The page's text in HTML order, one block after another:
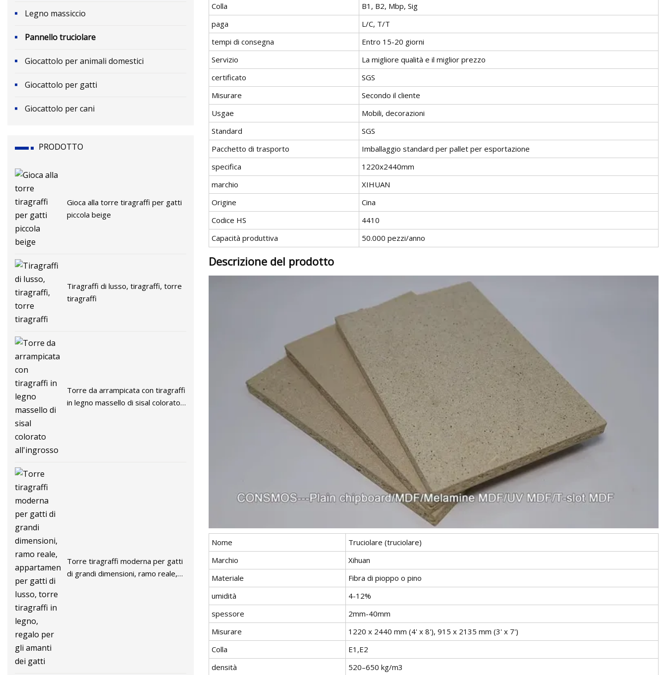
Legno massiccio
Pannello truciolare
Giocattolo per animali domestici
Giocattolo per gatti
Giocattolo per cani
PRODOTTO
Gioca alla torre tiragraffi per gatti
piccola beige
Tiragraffi di lusso, tiragraffi, torre
tiragraffi
Torre da arrampicata con tiragraffi
in legno massello di sisal colorato
Torre tiragraffi moderna per gatti
di grandi dimensioni, ramo reale,
Colla
B1, B2, Mbp, Sig
paga
L/C, T/T
tempi di consegna
Entro 15-20 giorni
Servizio
La migliore qualità e il miglior prezzo
certificato
SGS
Misurare
Secondo il cliente
Usgae
Mobili, decorazioni
Standard
SGS
Pacchetto di trasporto
Imballaggio standard per pallet per esportazione
specifica
1220x2440mm
marchio
XIHUAN
Origine
Cina
Codice HS
4410
Capacità produttiva
50.000 pezzi/anno
Descrizione del prodotto
Nome
Truciolare (truciolare)
Marchio
Xihuan
Materiale
Fibra di pioppo o pino
umidità
4-12%
spessore
2mm-40mm
Misurare
1220 x 2440 mm (4' x 8'), 915 x 2135 mm (3' x 7')
Colla
E1,E2
densità
520–650 kg/m3